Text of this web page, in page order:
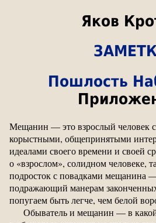
Яков
Пошлость
Мещанин — это взрослый человек
корыстными, общепринятыми
идеалами своего времени и своей
о «взрослом», солидном человеке,
подросток с повадками мещанина
подражающий манерам
попугаем быть легче, чем белой
Обыватель и мещанин — в